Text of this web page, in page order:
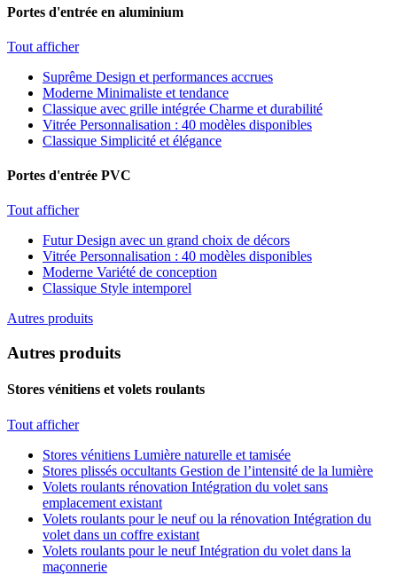
Portes d'entrée en aluminium
Tout afficher
Suprême Design et performances accrues
Moderne Minimaliste et tendance
Classique avec grille intégrée Charme et durabilité
Vitrée Personnalisation : 40 modèles disponibles
Classique Simplicité et élégance
Portes d'entrée PVC
Tout afficher
Futur Design avec un grand choix de décors
Vitrée Personnalisation : 40 modèles disponibles
Moderne Variété de conception
Classique Style intemporel
Autres produits
Autres produits
Stores vénitiens et volets roulants
Tout afficher
Stores vénitiens Lumière naturelle et tamisée
Stores plissés occultants Gestion de l’intensité de la lumière
Volets roulants rénovation Intégration du volet sans
emplacement existant
Volets roulants pour le neuf ou la rénovation Intégration du
volet dans un coffre existant
Volets roulants pour le neuf Intégration du volet dans la
maçonnerie